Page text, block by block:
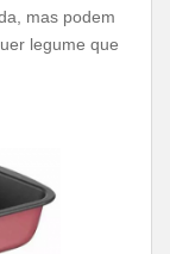
mas podem
legume que